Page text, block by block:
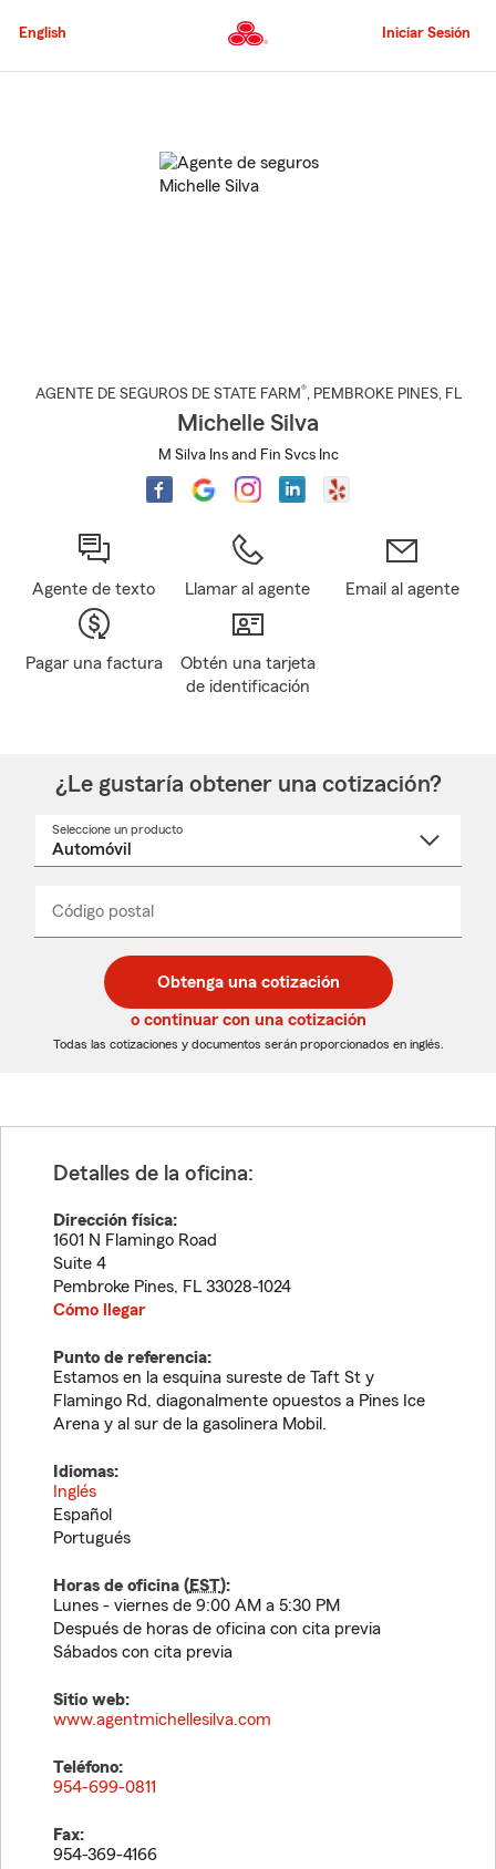
al
principal
English Iniciar Sesión
AGENTE DE SEGUROS DE STATE FARM®, PEMBROKE PINES, FL
Michelle Silva
M Silva Ins and Fin Svcs Inc
Agente de texto Llamar al agente Email al agente
Pagar una factura
Obtén una tarjeta
de identificación
¿Le gustaría obtener una cotización?
Seleccione un producto
desplegable
Código postal
de
5
dígitos
de
5
dígitos
_____
Obtenga una cotización
o continuar con una cotización
Todas las cotizaciones y documentos serán proporcionados en inglés.
Detalles de la oficina:
Dirección física:
1601 N Flamingo Road
Suite 4
Pembroke Pines, FL 33028-1024
Cómo llegar
Punto de referencia:
Estamos en la esquina sureste de Taft St y
Flamingo Rd, diagonalmente opuestos a Pines Ice
Arena y al sur de la gasolinera Mobil.
Idiomas:
Inglés
Español
Portugués
Horas de oficina (EST):
Lunes - viernes de 9:00 AM a 5:30 PM
Después de horas de oficina con cita previa
Sábados con cita previa
Sitio web:
www.agentmichellesilva.com
Teléfono:
954-699-0811
Fax:
954-369-4166